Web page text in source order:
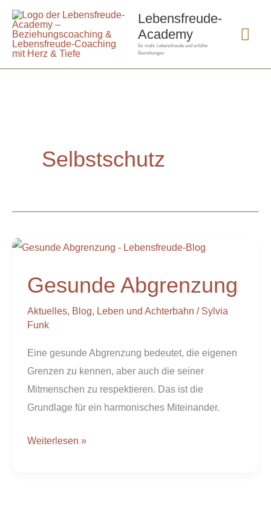
Zum
Inhalt
springen
Lebensfreude-
Academy
für mehr Lebensfreude und erfüllte
Beziehungen
Selbstschutz
Gesunde Abgrenzung
Aktuelles, Blog Leben und Achterbahn / Sylvia
Funk
Eine gesunde Abgrenzung bedeutet, die eigenen
Grenzen zu kennen, aber auch die seiner
Mitmenschen zu respektieren. Das ist die
Grundlage für ein harmonisches Miteinander.
Gesunde
Weiterlesen »